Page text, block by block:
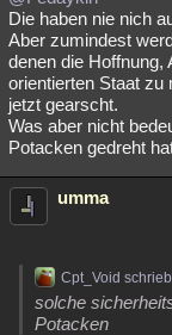
Die haben nie nich
Aber zumindest
denen die
orientierten Staat zu
jetzt gearscht.
Was aber nicht
Potacken gedreht
umma
Cpt_Void
solche
Potacken